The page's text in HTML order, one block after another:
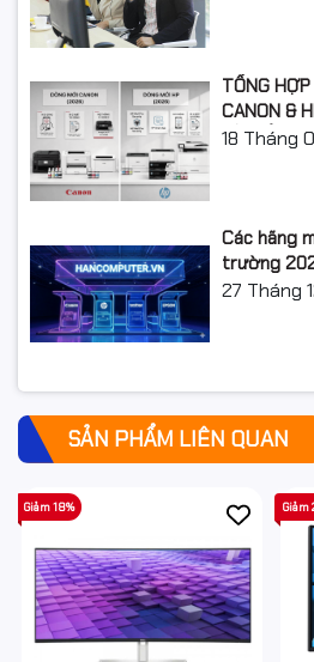
TỔNG
CANON &
LỘ TRÌNH
18 Tháng
Các hãng
trường
chọn và so
27 Tháng
SẢN PHẨM LIÊN QUAN
Giảm 18% Giảm